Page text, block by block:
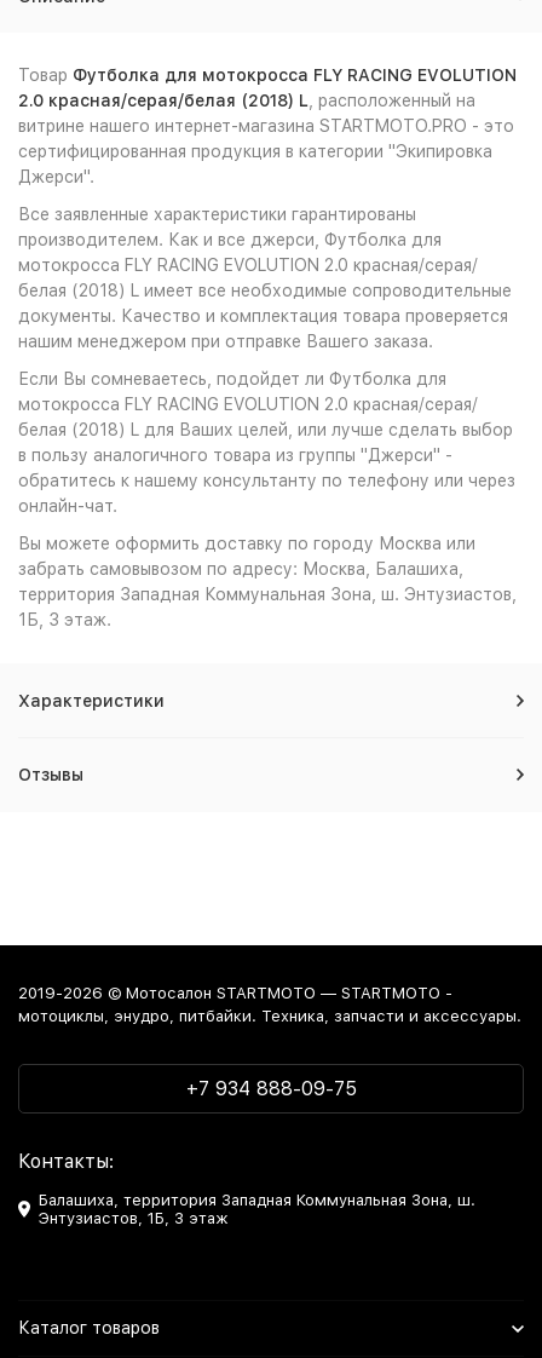
Товар Футболка для мотокросса FLY RACING EVOLUTION
2.0 красная/серая/белая (2018) L , расположенный на
витрине нашего интернет-магазина STARTMOTO.PRO - это
сертифицированная продукция в категории "Экипировка
Джерси".
Все заявленные характеристики гарантированы
производителем. Как и все джерси, Футболка для
мотокросса FLY RACING EVOLUTION 2.0 красная/серая/
белая (2018) L имеет все необходимые сопроводительные
документы. Качество и комплектация товара проверяется
нашим менеджером при отправке Вашего заказа.
Если Вы сомневаетесь, подойдет ли Футболка для
мотокросса FLY RACING EVOLUTION 2.0 красная/серая/
белая (2018) L для Ваших целей, или лучше сделать выбор
в пользу аналогичного товара из группы "Джерси" -
обратитесь к нашему консультанту по телефону или через
онлайн-чат.
Вы можете оформить доставку по городу Москва или
забрать самовывозом по адресу: Москва, Балашиха,
территория Западная Коммунальная Зона, ш. Энтузиастов,
1Б, 3 этаж.
Характеристики
Отзывы
2019-2026 © Мотосалон STARTMOTO — STARTMOTO -
мотоциклы, энудро, питбайки. Техника, запчасти и аксессуары.
+7 934 888-09-75
Контакты:
Балашиха, территория Западная Коммунальная Зона, ш.
Энтузиастов, 1Б, 3 этаж
Каталог товаров